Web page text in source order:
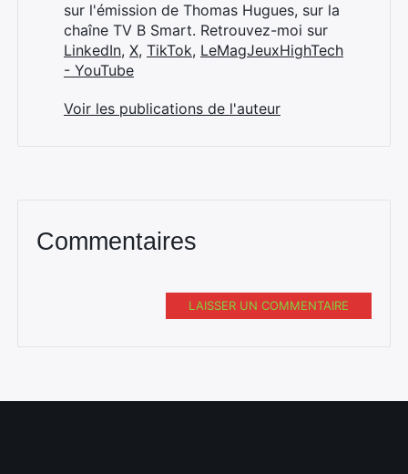
sur l'émission de Thomas Hugues, sur la
chaîne TV B Smart. Retrouvez-moi sur
LinkedIn, X, TikTok, LeMagJeuxHighTech
- YouTube
Voir les publications de l'auteur
Commentaires
LAISSER UN COMMENTAIRE